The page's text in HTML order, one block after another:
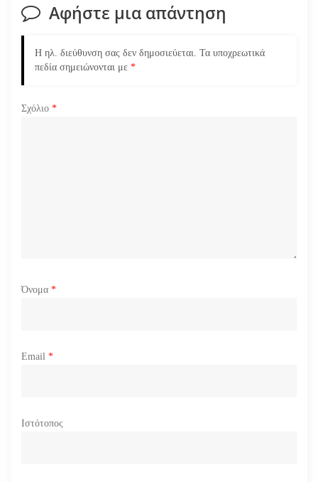
ά
θ
Αφήστε μια απάντηση
Η ηλ. διεύθυνση σας δεν δημοσιεύεται. Τα υποχρεωτικά
πεδία σημειώνονται με *
Σχόλιο *
Όνομα *
Email *
Ιστότοπος